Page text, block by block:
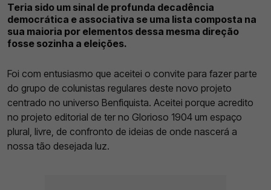
Teria sido um sinal de profunda decadência
democrática e associativa se uma lista composta na
sua maioria por elementos dessa mesma direção
fosse sozinha a eleições.
Foi com entusiasmo que aceitei o convite para fazer parte
do grupo de colunistas regulares deste novo projeto
centrado no universo Benfiquista. Aceitei porque acredito
no projeto editorial de ter no Glorioso 1904 um espaço
plural, livre, de confronto de ideias de onde nascerá a
nossa tão desejada luz.